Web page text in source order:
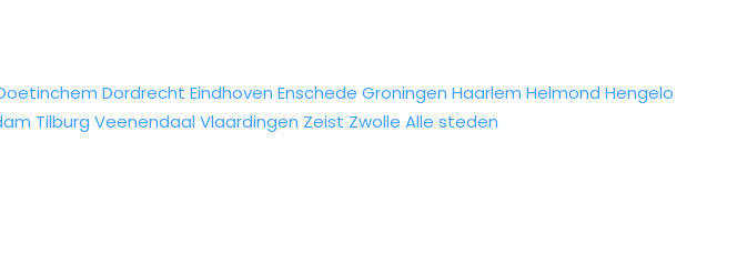
Dordrecht Eindhoven Enschede Groningen Haarlem Helmond Hengelo
Tilburg Veenendaal Vlaardingen Zeist Zwolle Alle steden